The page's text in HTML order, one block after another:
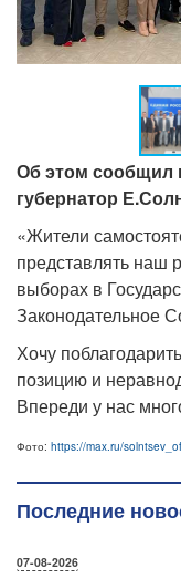
Об этом сообщил
губернатор
«Жители
представлять наш
выборах в
Законодательное
Хочу
позицию и
Впереди у нас
Фото: https://max.ru/
Последние
07-08-2026